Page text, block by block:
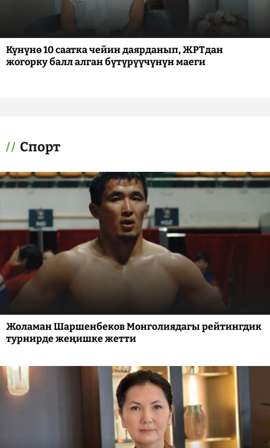
Күнүнө 10 саатка чейин даярданып, ЖРТдан
жогорку балл алган бүтүрүүчүнүн маеги
Спорт
Жоламан Шаршенбеков Монголиядагы рейтингдик
турнирде жеңишке жетти